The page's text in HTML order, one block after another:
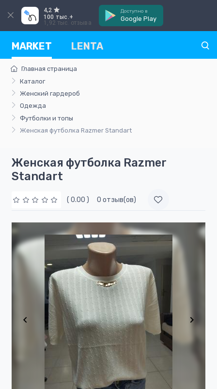
4,2
100 тыс.+
1,92 тыс. отзыва
Доступно в
Google Play
MARKET LENTA
Главная страница
Каталог
Женский гардероб
Одежда
Футболки и топы
Женская футболка Razmer Standart
Женская футболка Razmer
Standart
( 0.00 ) 0 отзыв(ов)